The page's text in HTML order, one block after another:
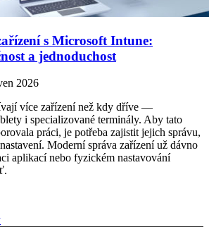
s Microsoft Intune:
a jednoduchost
2026
více zařízení než kdy dříve —
i specializované terminály. Aby tato
práci, je potřeba zajistit jejich správu,
Moderní správa zařízení už dávno
aplikací nebo fyzickém nastavování